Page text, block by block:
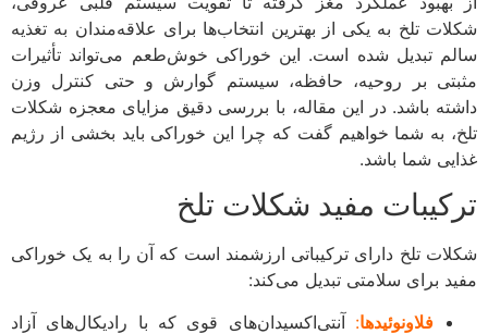
تلخ به یکی از بهترین انتخاب‌ها برای علاقه‌مندان به تغذیه
تبدیل شده است. این خوراکی خوش‌طعم می‌تواند تأثیرات
بر روحیه، حافظه، سیستم گوارش و حتی کنترل وزن
باشد. در این مقاله، با بررسی دقیق مزایای معجزه شکلات
به شما خواهیم گفت که چرا این خوراکی باید بخشی از رژیم
شما باشد.
مفید شکلات تلخ
تلخ دارای ترکیباتی ارزشمند است که آن را به یک خوراکی
برای سلامتی تبدیل می‌کند:
فلاونوئیدها:آنتی‌اکسیدان‌های قوی که با رادیکال‌های آزاد